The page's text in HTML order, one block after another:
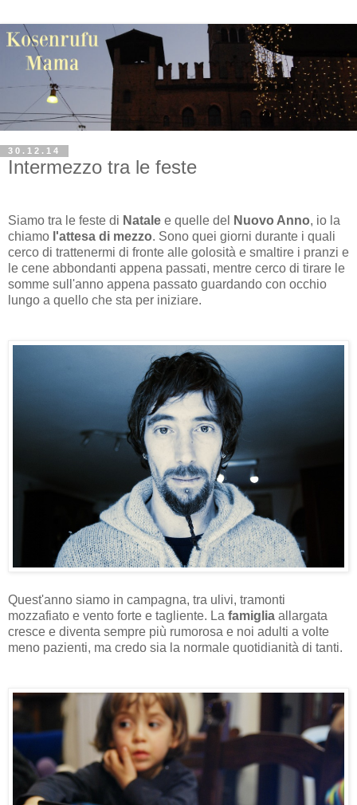
30.12.14
Intermezzo tra le feste
Siamo tra le feste di Natale e quelle del Nuovo Anno, io la
chiamo l'attesa di mezzo. Sono quei giorni durante i quali
cerco di trattenermi di fronte alle golosità e smaltire i pranzi e
le cene abbondanti appena passati, mentre cerco di tirare le
somme sull'anno appena passato guardando con occhio
lungo a quello che sta per iniziare.
Quest'anno siamo in campagna, tra ulivi, tramonti
mozzafiato e vento forte e tagliente. La famiglia allargata
cresce e diventa sempre più rumorosa e noi adulti a volte
meno pazienti, ma credo sia la normale quotidianità di tanti.